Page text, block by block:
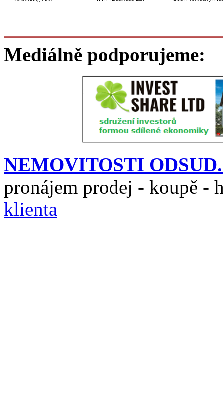
Mediálně podporujeme:
NEMOVITOSTI
pronájem prodej - koupě -
klienta